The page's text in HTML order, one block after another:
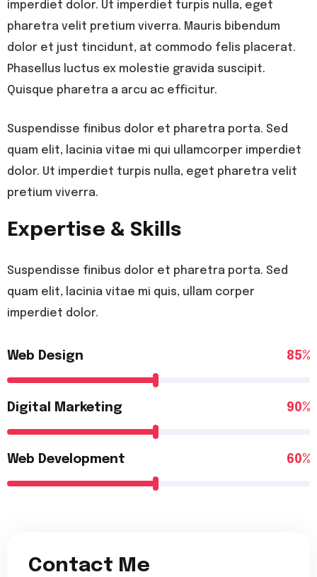
imperdiet dolor. Ut imperdiet turpis nulla, eget
pharetra velit pretium viverra. Mauris bibendum
dolor et just tincidunt, at commodo felis placerat.
Phasellus luctus ex molestie gravida suscipit.
Quisque pharetra a arcu ac efficitur.
Suspendisse finibus dolor et pharetra porta. Sed
quam elit, lacinia vitae mi qui ullamcorper imperdiet
dolor. Ut imperdiet turpis nulla, eget pharetra velit
pretium viverra.
Expertise & Skills
Suspendisse finibus dolor et pharetra porta. Sed
quam elit, lacinia vitae mi quis, ullam corper
imperdiet dolor.
Web Design 85%
Digital Marketing 90%
Web Development 60%
Contact Me